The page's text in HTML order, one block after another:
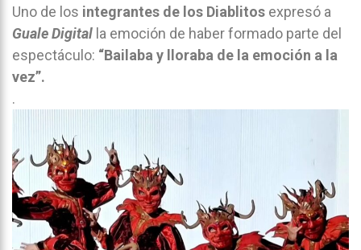
Uno de los integrantes de los Diablitos expresó a
Guale Digital la emoción de haber formado parte del
espectáculo: “Bailaba y lloraba de la emoción a la
vez”.
.